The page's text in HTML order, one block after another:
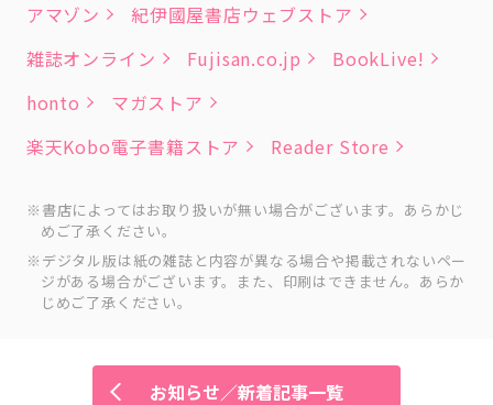
アマゾン
紀伊國屋書店ウェブストア
雑誌オンライン
Fujisan.co.jp
BookLive!
honto
マガストア
楽天Kobo電子書籍ストア
Reader Store
書店によってはお取り扱いが無い場合がございます。あらかじ
めご了承ください。
デジタル版は紙の雑誌と内容が異なる場合や掲載されないペー
ジがある場合がございます。また、印刷はできません。あらか
じめご了承ください。
お知らせ／新着記事一覧